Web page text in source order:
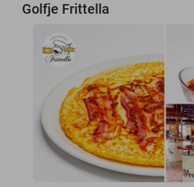
Golfje Frittella